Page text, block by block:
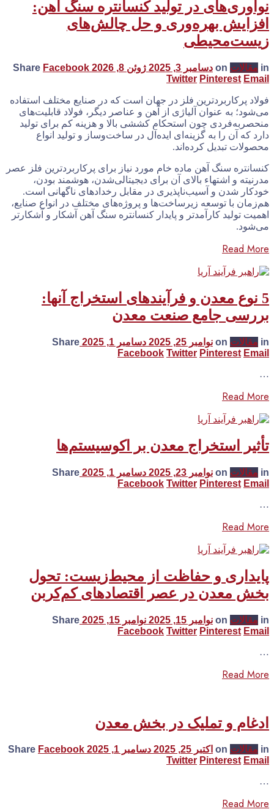
نوآوری‌های در تولید کنسانتره سنگ آهن:
افزایش بهره‌وری و حل چالش‌های
زیست‌محیطی
in مقالات on دسامبر 3, 2025 ژوئن 8, 2026 Share Facebook
Twitter Pinterest Email
فولاد پرکاربردترین فلز در جهان است که در صنایع مختلف استفاده
می‌شود؛ به عنوان آلیاژی از آهن و عناصر دیگر، فولاد قابلیت‌های
منحصربه‌فردی چون استحکام کششی بالا و هزینه کم برای تولید
دارد که آن را به گزینه‌ای ایده‌آل در ساخت‌وساز و تولید انواع
محصولات تبدیل کرده‌اند.
کنسانتره سنگ آهن ماده خام مورد نیاز برای پرکاربردترین فلز عصر
مدرنیته و اشتهاء بالای آن برای دیجیتالی‌شدن، هوشمند بودن،
خودکار شدن و آسیب‌ناپذیری در مقابل رخدادهای ناگهانی است.
هم‌زمان با توسعه زیرساخت‌ها و پروژه‌های مختلف در انواع صنایع،
اهمیت تولید کارآمدتر و پایدار کنسانتره سنگ آهن آشکار و آشکارتر
می‌شود.
Read More
5 نوع معدن و فرآیندهای استخراج آنها:
بررسی جامع صنعت معدن
in مقالات on نوامبر 25, 2025 دسامبر 1, 2025
Share
Facebook Twitter Pinterest Email
…
Read More
تأثیر استخراج معدن بر اکوسیستم‌ها
in مقالات on نوامبر 23, 2025 دسامبر 1, 2025
Share
Facebook Twitter Pinterest Email
…
Read More
پایداری و حفاظت از محیط‌زیست: تحول
بخش معدن در عصر اقتصادهای کم‌کربن
in مقالات on نوامبر 15, 2025 نوامبر 15, 2025
Share
Facebook Twitter Pinterest Email
…
Read More
ادغام‌ و تملیک در بخش معدن
in مقالات on اکتبر 25, 2025 دسامبر 1, 2025 Share Facebook
Twitter Pinterest Email
…
Read More